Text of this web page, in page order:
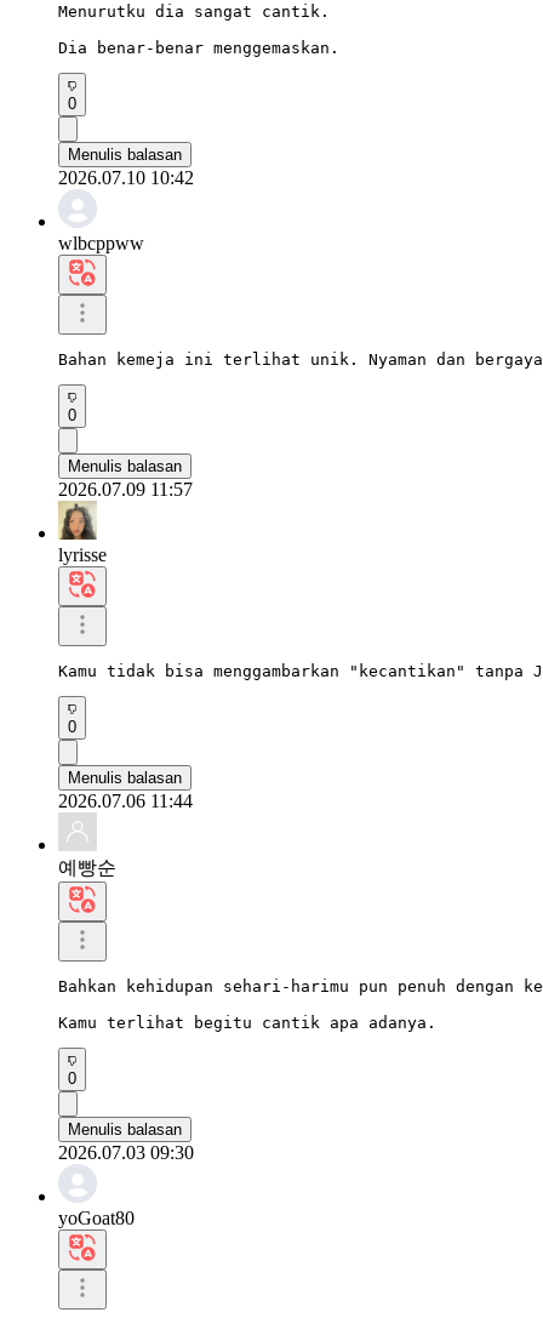
Menurutku dia sangat cantik.
Dia benar-benar menggemaskan.
0
Menulis balasan
2026.07.10 10:42
wlbcppww
Bahan kemeja ini terlihat unik. Nyaman dan
0
Menulis balasan
2026.07.09 11:57
lyrisse
Kamu tidak bisa menggambarkan "kecantikan" tanpa
0
Menulis balasan
2026.07.06 11:44
예빵순
Bahkan kehidupan sehari-harimu pun penuh dengan
Kamu terlihat begitu cantik apa adanya.
0
Menulis balasan
2026.07.03 09:30
yoGoat80